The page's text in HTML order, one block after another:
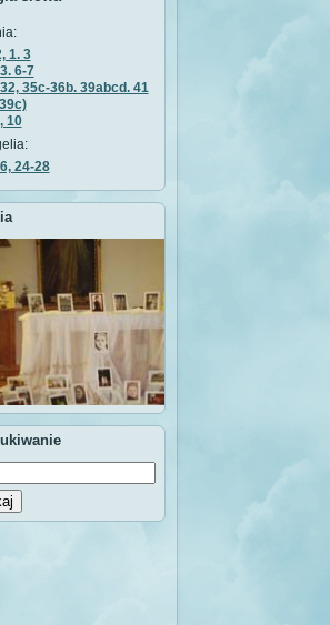
1. 3
6-7
35c-36b. 39abcd. 41
10
24-28